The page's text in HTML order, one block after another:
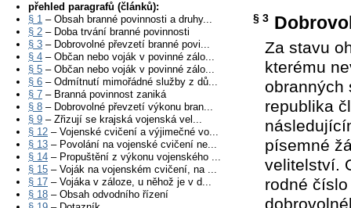
přehled paragrafů (článků):
§ 1 – Obsah branné povinnosti a druhy...
§ 2 – Doba trvání branné povinnosti
§ 3 – Dobrovolné převzetí branné povi...
§ 4 – Občan nebo voják v povinné zálo...
§ 5 – Občan nebo voják v povinné zálo...
§ 6 – Odmítnutí mimořádné služby z dů...
§ 7 – Branná povinnost zaniká
§ 8 – Dobrovolné převzetí výkonu bran...
§ 9 – Zřizují se krajská vojenská vel...
§ 12 – Vojenské cvičení a výjimečné vo...
§ 13 – Povolání na vojenské cvičení ne...
§ 14 – Propuštění z výkonu vojenského ...
§ 15 – Voják na vojenském cvičení, na ...
§ 17 – Vojáka v záloze, u něhož je v d...
§ 18 – Obsah odvodního řízení
§ 3
Za stavu
kterému
obranných
republika
písemné
velitelství.
rodné